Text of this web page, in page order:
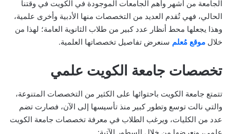
الجامعة من أشهر وأهم الجامعات الموجودة في الكويت في وقتنا
الحالي، فهي تُقدم العديد من التخصصات منها الأدبية وأخرى علمية،
وهذا يجعلها محط أنظار عدد كبير من طلاب الثانوية العامة؛ لهذا من
خلال موقع مُعلم سنعرض تفاصيل تخصصاتها العلمية.
تخصصات جامعة الكويت علمي
تتمتع جامعة الكويت باحتوائها على الكثير من التخصصات المتنوعة،
والتي نالت توسع وتطور كبير منذ تأسيسها إلى الآن، فصارت تضم
عدد من الكليات، ويرغب الطلاب في معرفة تخصصات جامعة الكويت